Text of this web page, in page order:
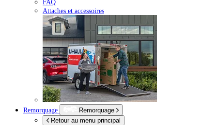
FAQ
Attaches et accessoires
Remorquage
Remorquage
Retour au menu principal